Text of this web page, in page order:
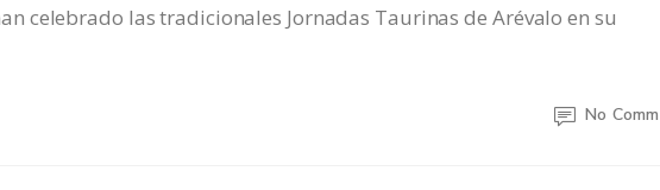
celebrado las tradicionales Jornadas Taurinas de Arévalo en su
No